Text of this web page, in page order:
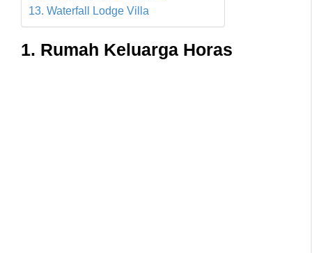
13. Waterfall Lodge Villa
1. Rumah Keluarga Horas